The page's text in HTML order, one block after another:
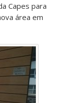
Capes para
área em